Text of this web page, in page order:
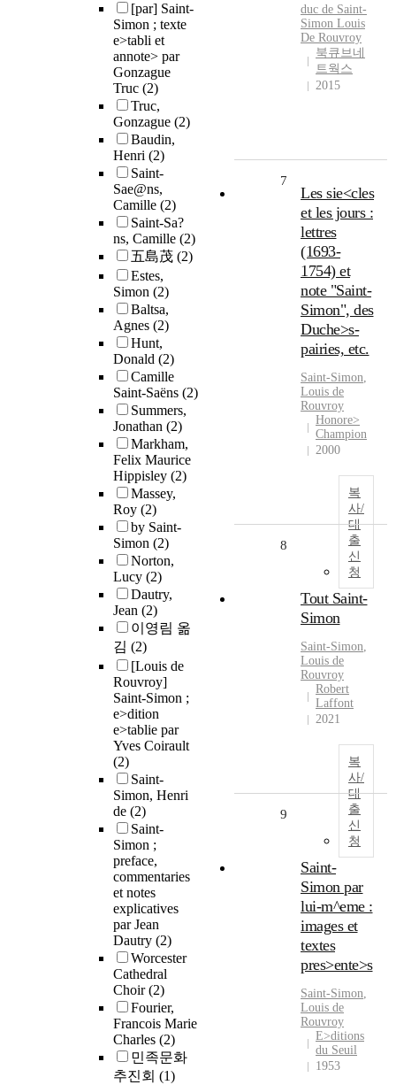
[par] Saint-
Simon ; texte
e>tabli et
annote> par
Gonzague
Truc (2)
Truc,
Gonzague (2)
Baudin,
Henri (2)
Saint-
Sae@ns,
Camille (2)
Saint-Sa?
ns, Camille (2)
五島茂 (2)
Estes,
Simon (2)
Baltsa,
Agnes (2)
Hunt,
Donald (2)
Camille
Saint-Saëns (2)
Summers,
Jonathan (2)
Markham,
Felix Maurice
Hippisley (2)
Massey,
Roy (2)
by Saint-
Simon (2)
Norton,
Lucy (2)
Dautry,
Jean (2)
이영림 옮
김 (2)
[Louis de
Rouvroy]
Saint-Simon ;
e>dition
e>tablie par
Yves Coirault
(2)
Saint-
Simon, Henri
de (2)
Saint-
Simon ;
preface,
commentaries
et notes
explicatives
par Jean
Dautry (2)
Worcester
Cathedral
Choir(2)
Fourier,
Francois Marie
Charles (2)
민족문화
추진회 (1)
duc de Saint-
Simon Louis
De Rouvroy
북큐브네
트웍스
2015
7
Les sie<cles
et les jours :
lettres
(1693-
1754) et
note "Saint-
Simon", des
Duche>s-
pairies, etc.
Saint-Simon,
Louis de
Rouvroy
Honore>
Champion
2000
복
사/
대
출
신
청
8
Tout Saint-
Simon
Saint-Simon,
Louis de
Rouvroy
Robert
Laffont
2021
복
사/
대
출
신
청
9
Saint-
Simon par
lui-m^eme :
images et
textes
pres>ente>s
Saint-Simon,
Louis de
Rouvroy
E>ditions
du Seuil
1953